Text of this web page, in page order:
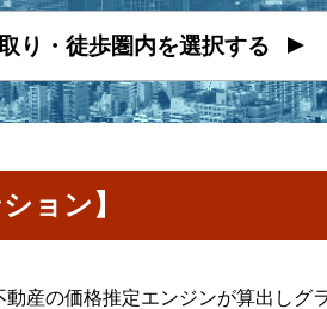
り・徒歩圏内を選択する
ョン】
産の価格推定エンジンが算出しグ